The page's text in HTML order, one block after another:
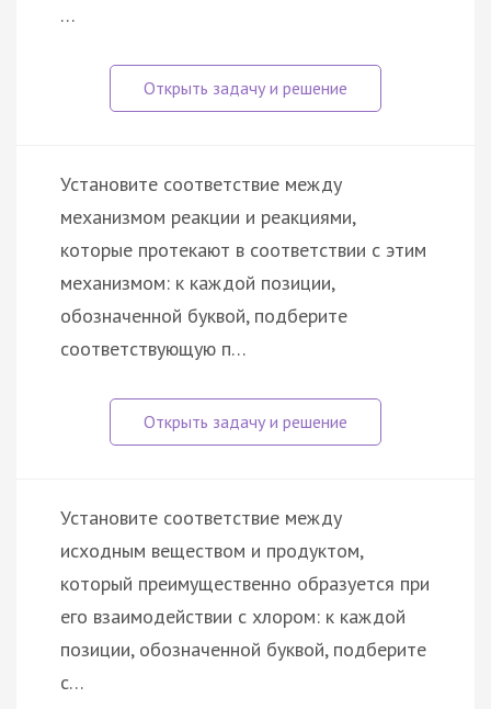
…
Установите соответствие между
механизмом реакции и реакциями,
которые протекают в соответствии с этим
механизмом: к каждой позиции,
обозначенной буквой, подберите
соответствующую п…
Установите соответствие между
исходным веществом и продуктом,
который преимущественно образуется при
его взаимодействии с хлором: к каждой
позиции, обозначенной буквой, подберите
с…